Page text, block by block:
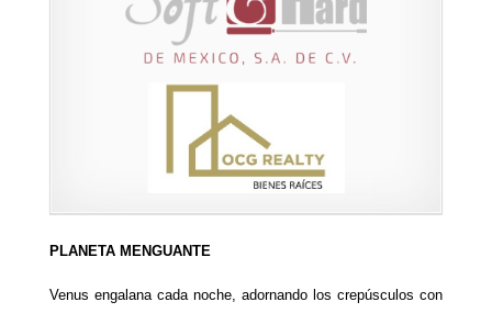
PLANETA MENGUANTE
Venus engalana cada noche, adornando los crepúsculos con